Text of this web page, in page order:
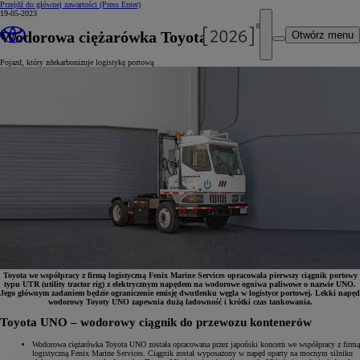
Przejdź do głównej zawartości (Press Enter)
Otwórz menu
19-05-2023
Wodorowa ciężarówka Toyota UNO
Pojazd, który zdekarbonizuje logistykę portową
Toyota we współpracy z firmą logistyczną Fenix Marine Services opracowała pierwszy ciągnik portowy
typu UTR (utility tractor rig) z elektrycznym napędem na wodorowe ogniwa paliwowe o nazwie UNO.
Jego głównym zadaniem będzie ograniczenie emisję dwutlenku węgla w logistyce portowej. Lekki napęd
wodorowy Toyoty UNO zapewnia dużą ładowność i krótki czas tankowania.
Toyota UNO – wodorowy ciągnik do przewozu kontenerów
Wodorowa ciężarówka Toyota UNO została opracowana przez japoński koncern we współpracy z firmą
logistyczną Fenix Marine Services. Ciągnik został wyposażony w napęd oparty na mocnym silniku